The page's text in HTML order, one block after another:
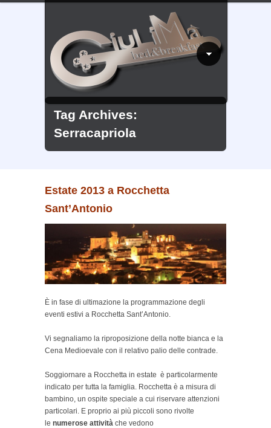
Tag Archives:
Serracapriola
Estate 2013 a Rocchetta
Sant’Antonio
È in fase di ultimazione la programmazione degli
eventi estivi a Rocchetta Sant’Antonio.
Vi segnaliamo la riproposizione della notte bianca e la
Cena Medioevale con il relativo palio delle contrade.
Soggiornare a Rocchetta in estate è particolarmente
indicato per tutta la famiglia. Rocchetta è a misura di
bambino, un ospite speciale a cui riservare attenzioni
particolari. E proprio ai più piccoli sono rivolte
le numerose attività che vedono